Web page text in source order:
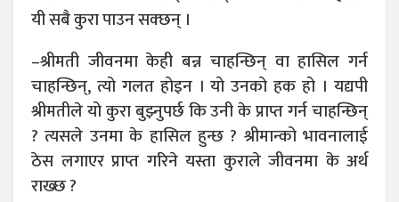
यी सबै कुरा पाउन सक्छन् ।
–श्रीमती जीवनमा केही बन्न चाहन्छिन् वा हासिल गर्न
चाहन्छिन्, त्यो गलत होइन । यो उनको हक हो । यद्यपी
श्रीमतीले यो कुरा बुझ्नुपर्छ कि उनी के प्राप्त गर्न चाहन्छिन्
? त्यसले उनमा के हासिल हुन्छ ? श्रीमान्को भावनालाई
ठेस लगाएर प्राप्त गरिने यस्ता कुराले जीवनमा के अर्थ
राख्छ ?